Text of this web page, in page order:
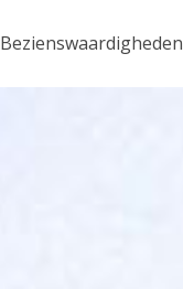
Bezienswaardigheden